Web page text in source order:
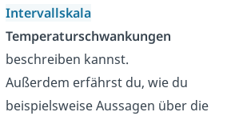
Intervallskala
Temperaturschwankungen
beschreiben kannst.
Außerdem erfährst du, wie du
beispielsweise Aussagen über die